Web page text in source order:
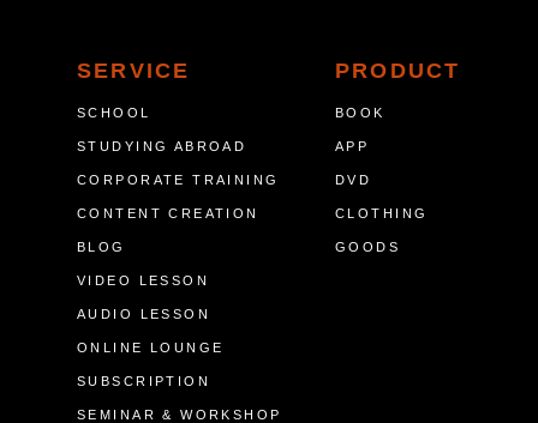
SERVICE
SCHOOL
STUDYING ABROAD
CORPORATE TRAINING
CONTENT CREATION
BLOG
VIDEO LESSON
AUDIO LESSON
ONLINE LOUNGE
SUBSCRIPTION
SEMINAR & WORKSHOP
PRODUCT
BOOK
APP
DVD
CLOTHING
GOODS